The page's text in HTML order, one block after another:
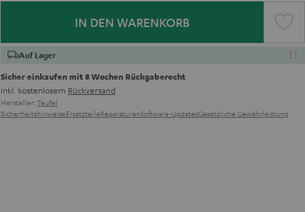
IN DEN WARENKORB
Auf Lager
Sicher einkaufen mit 8 Wochen Rückgaberecht
inkl. kostenlosem Rückversand
Hersteller: Teufel
SicherheitshinweiseErsatzteileReparaturenSoftware-UpdatesGesetzliche Gewährleistung